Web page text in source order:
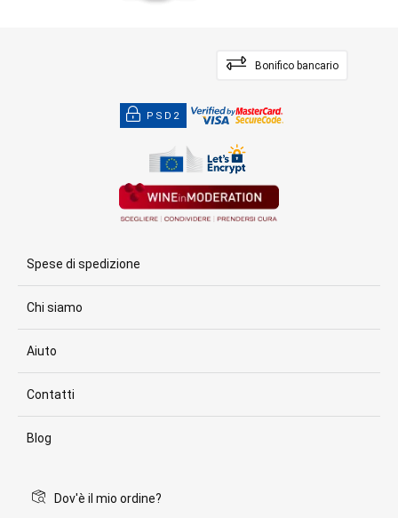
Bonifico bancario
PSD2
Spese di spedizione
Chi siamo
Aiuto
Contatti
Blog
Dov'è il mio ordine?